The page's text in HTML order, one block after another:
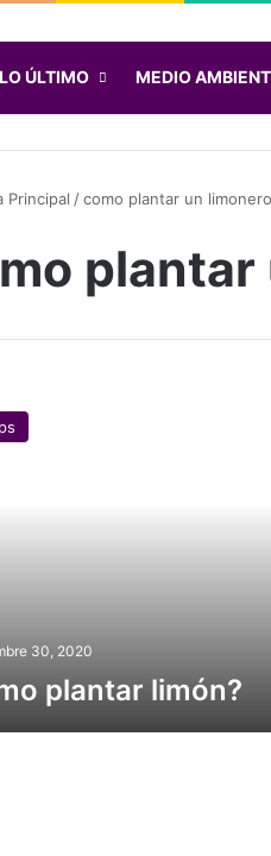
LO ÚLTIMO MEDIO
Principal /como plantar un limonero
30, 2020
plantar limón?